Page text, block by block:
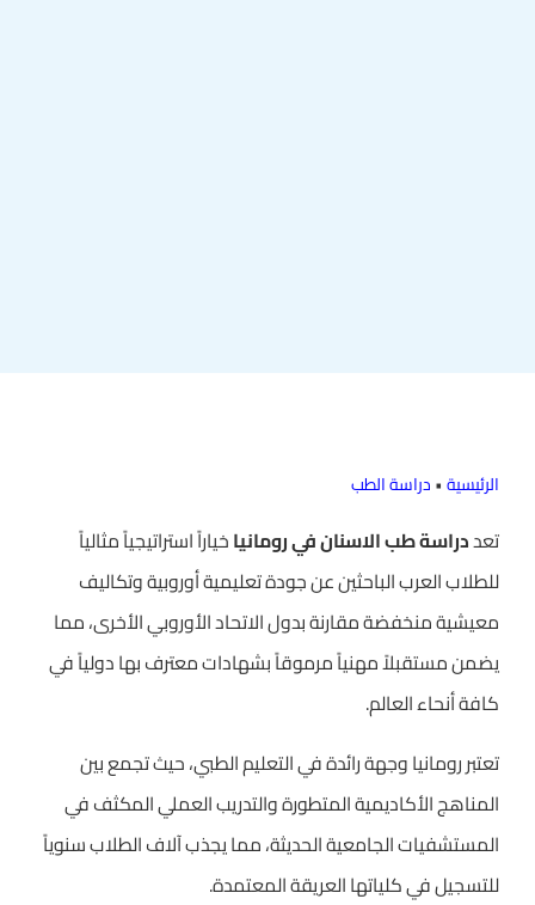
الرئيسية•دراسة الطب
تعددراسة طب الاسنان في رومانياخياراً استراتيجياً مثالياً
للطلاب العرب الباحثين عن جودة تعليمية أوروبية وتكاليف
معيشية منخفضة مقارنة بدول الاتحاد الأوروبي الأخرى، مما
يضمن مستقبلاً مهنياً مرموقاً بشهادات معترف بها دولياً في
كافة أنحاء العالم.
تعتبر رومانيا وجهة رائدة في التعليم الطبي، حيث تجمع بين
المناهج الأكاديمية المتطورة والتدريب العملي المكثف في
المستشفيات الجامعية الحديثة، مما يجذب آلاف الطلاب سنوياً
للتسجيل في كلياتها العريقة المعتمدة.